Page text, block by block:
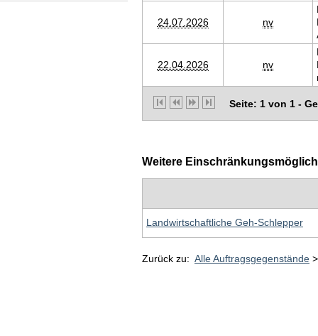
24.07.2026 nv
22.04.2026 nv
Seite: 1 von 1 -
Weitere
Landwirtschaftliche Geh-Schlepper
Zurück zu: Alle Auftragsgegenstände